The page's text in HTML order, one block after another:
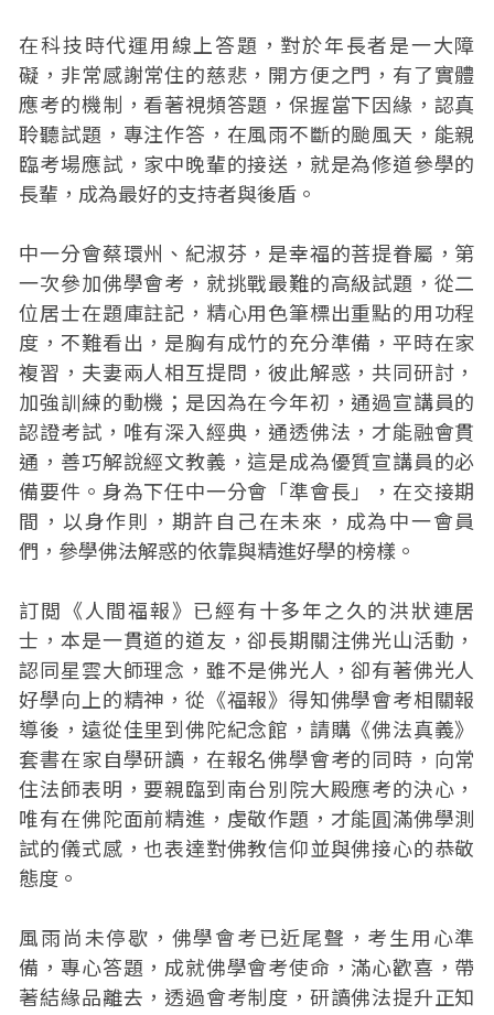
在科技時代運用線上答題，對於年長者是一大障
礙，非常感謝常住的慈悲，開方便之門，有了實體
應考的機制，看著視頻答題，保握當下因緣，認真
聆聽試題，專注作答，在風雨不斷的颱風天，能親
臨考場應試，家中晚輩的接送，就是為修道參學的
長輩，成為最好的支持者與後盾。
中一分會蔡環州、紀淑芬，是幸福的菩提眷屬，第
一次參加佛學會考，就挑戰最難的高級試題，從二
位居士在題庫註記，精心用色筆標出重點的用功程
度，不難看出，是胸有成竹的充分準備，平時在家
複習，夫妻兩人相互提問，彼此解惑，共同研討，
加強訓練的動機；是因為在今年初，通過宣講員的
認證考試，唯有深入經典，通透佛法，才能融會貫
通，善巧解說經文教義，這是成為優質宣講員的必
備要件。身為下任中一分會「準會長」，在交接期
間，以身作則，期許自己在未來，成為中一會員
們，參學佛法解惑的依靠與精進好學的榜樣。
訂閲《人間福報》已經有十多年之久的洪狀連居
士，本是一貫道的道友，卻長期關注佛光山活動，
認同星雲大師理念，雖不是佛光人，卻有著佛光人
好學向上的精神，從《福報》得知佛學會考相關報
導後，遠從佳里到佛陀紀念館，請購《佛法真義》
套書在家自學研讀，在報名佛學會考的同時，向常
住法師表明，要親臨到南台別院大殿應考的決心，
唯有在佛陀面前精進，虔敬作題，才能圓滿佛學測
試的儀式感，也表達對佛教信仰並與佛接心的恭敬
態度。
風雨尚未停歇，佛學會考已近尾聲，考生用心準
備，專心答題，成就佛學會考使命，滿心歡喜，帶
著結緣品離去，透過會考制度，研讀佛法提升正知